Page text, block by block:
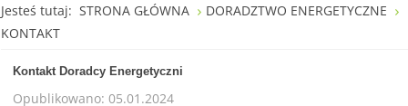
Jesteś tutaj: STRONA GŁÓWNA
DORADZTWO ENERGETYCZNE
KONTAKT
Kontakt Doradcy Energetyczni
Opublikowano: 05.01.2024